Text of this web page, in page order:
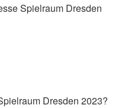
Spielraum Dresden
Dresden 2023?